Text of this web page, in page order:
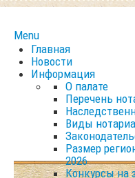
Menu
Главная
Новости
Информация
О палате
Перечень
Виды
Размер
2026
Конкурсы на